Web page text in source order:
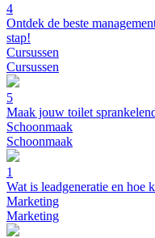
4
Ontdek de beste
stap!
Cursussen
Cursussen
5
Maak jouw toilet
Schoonmaak
Schoonmaak
1
Wat is leadgeneratie en hoe
Marketing
Marketing